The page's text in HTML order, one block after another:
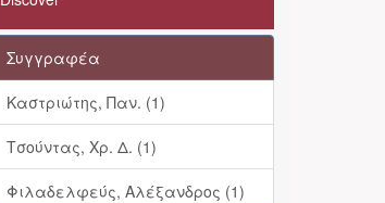
Συγγραφέα
Καστριώτης, Παν. (1)
Τσούντας, Χρ. Δ. (1)
Φιλαδελφεύς, Αλέξανδρος (1)